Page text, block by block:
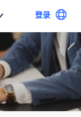
登录